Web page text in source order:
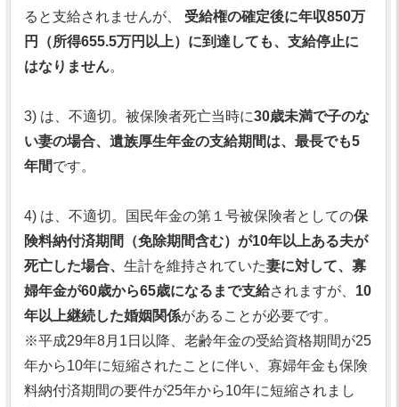
ると支給されませんが、 受給権の確定後に年収850万
円（所得655.5万円以上）に到達しても、支給停止に
はなりません。
3) は、不適切。被保険者死亡当時に30歳未満で子のな
い妻の場合、遺族厚生年金の支給期間は、最長でも5
年間です。
4) は、不適切。国民年金の第１号被保険者としての保
険料納付済期間（免除期間含む）が10年以上ある夫が
死亡した場合、 生計を維持されていた妻に対して、寡
婦年金が60歳から65歳になるまで支給されますが、 10
年以上継続した婚姻関係があることが必要です。
※平成29年8月1日以降、老齢年金の受給資格期間が25
年から10年に短縮されたことに伴い、寡婦年金も保険
料納付済期間の要件が25年から10年に短縮されまし